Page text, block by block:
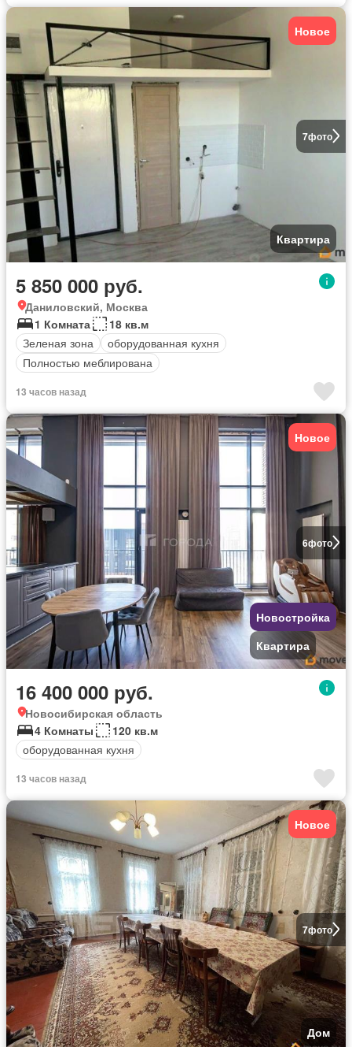
7фото
Новое
Квартира
5 850 000 руб.
Даниловский, Москва
1 Комната
18 кв.м
Зеленая зона
оборудованная кухня
Полностью меблирована
13 часов назад
6фото
Новое
Новостройка
Квартира
16 400 000 руб.
Новосибирская область
4 Комнаты
120 кв.м
оборудованная кухня
13 часов назад
7фото
Новое
Дом